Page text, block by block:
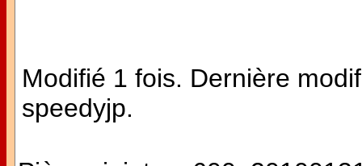
Modifié 1 fois. Dernière
speedyjp.